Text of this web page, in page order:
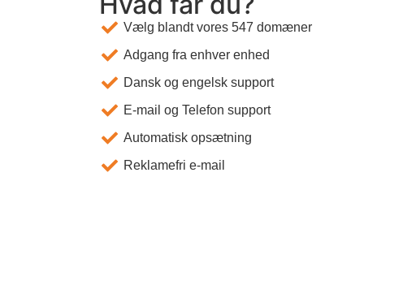
Vælg blandt vores 547 domæner
Adgang fra enhver enhed
Dansk og engelsk support
E-mail og Telefon support
Automatisk opsætning
Reklamefri e-mail